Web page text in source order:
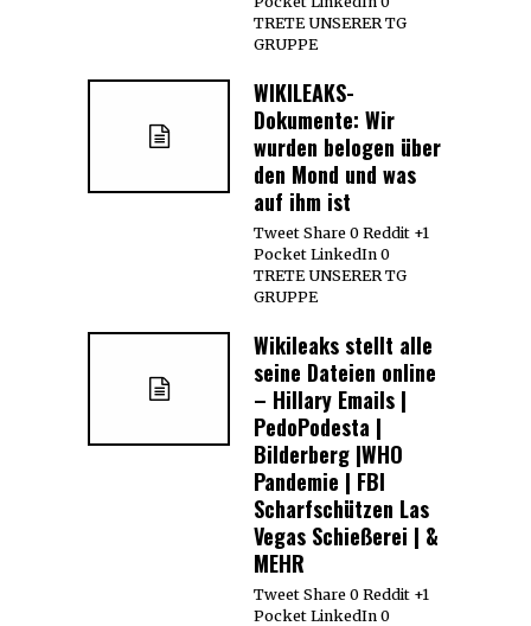
TRETE UNSERER TG
GRUPPE
WIKILEAKS-
Dokumente: Wir
wurden belogen über
den Mond und was
auf ihm ist
Tweet Share 0 Reddit +1
Pocket LinkedIn 0
TRETE UNSERER TG
GRUPPE
Wikileaks stellt alle
seine Dateien online
– Hillary Emails |
PedoPodesta |
Bilderberg |WHO
Pandemie | FBI
Scharfschützen Las
Vegas Schießerei | &
MEHR
Tweet Share 0 Reddit +1
Pocket LinkedIn 0